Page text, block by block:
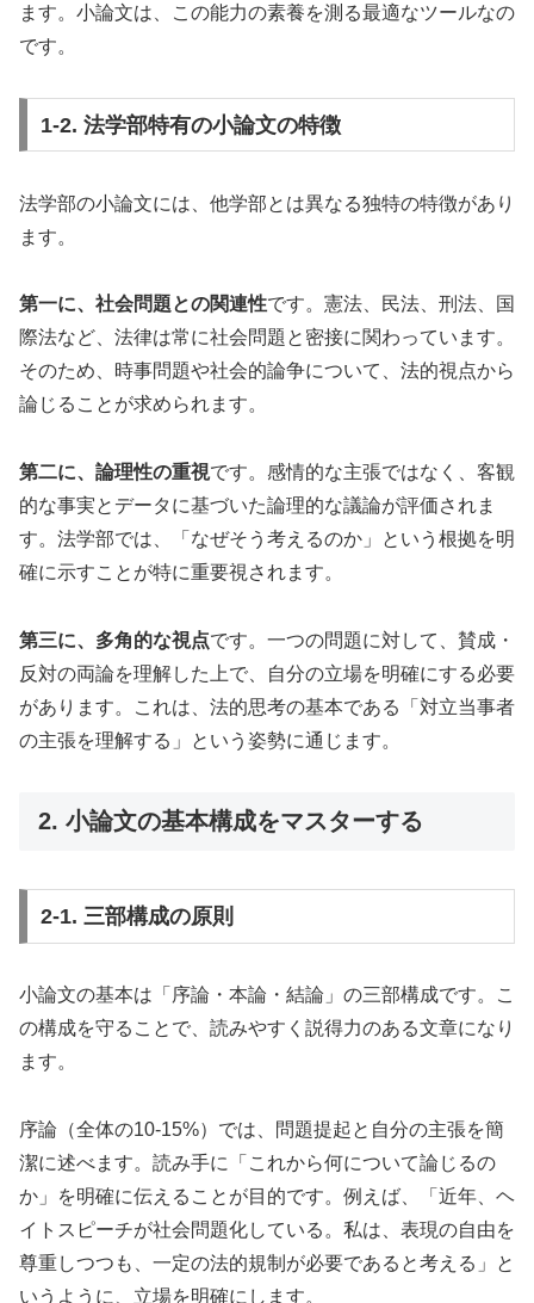
ます。小論文は、この能力の素養を測る最適なツールなの
です。
1-2. 法学部特有の小論文の特徴
法学部の小論文には、他学部とは異なる独特の特徴があり
ます。
第一に、社会問題との関連性です。憲法、民法、刑法、国
際法など、法律は常に社会問題と密接に関わっています。
そのため、時事問題や社会的論争について、法的視点から
論じることが求められます。
第二に、論理性の重視です。感情的な主張ではなく、客観
的な事実とデータに基づいた論理的な議論が評価されま
す。法学部では、「なぜそう考えるのか」という根拠を明
確に示すことが特に重要視されます。
第三に、多角的な視点です。一つの問題に対して、賛成・
反対の両論を理解した上で、自分の立場を明確にする必要
があります。これは、法的思考の基本である「対立当事者
の主張を理解する」という姿勢に通じます。
2. 小論文の基本構成をマスターする
2-1. 三部構成の原則
小論文の基本は「序論・本論・結論」の三部構成です。こ
の構成を守ることで、読みやすく説得力のある文章になり
ます。
序論（全体の10-15%）では、問題提起と自分の主張を簡
潔に述べます。読み手に「これから何について論じるの
か」を明確に伝えることが目的です。例えば、「近年、ヘ
イトスピーチが社会問題化している。私は、表現の自由を
尊重しつつも、一定の法的規制が必要であると考える」と
いうように、立場を明確にします。